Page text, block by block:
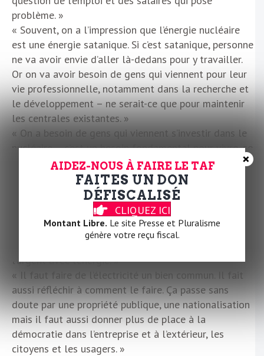
problème. »
« Souvent, on a l’impression que l’énergie nucléaire
est une énergie satanique. Si c’est satanique, personne
ne va avoir envie d’aller là-dedans pour y travailler.
Or on va avoir besoin de gens qui viennent pour leur
vie professionnelle, notamment dans la recherche et
le développement – ne serait-ce que pour maintenir
les centrales existantes. »
« On a besoin de gens qui viennent s’investir dans le
nucléaire – c’est un besoin fondamental pour vivre, se
soigner, se chauffer, se déplacer, se rencontrer. »
Sur les coûts de l’électricité et la maîtrise publique
« Le marché et la concurrence ne marchent pas. »
l’argent avec l’énergie. »
« Il faut faire de l’électricité un bien commun. Il fait
aussi réfléchir à comment le faire. Ça passe sans
doute par une propriété publique, une nationalisation
mais il faut aussi donner plus de place à la
démocratie dans l’entreprise et à l’extérieur, les
citoyens et les usagers. »
AIDEZ-NOUS À FAIRE LE TAF
FAITES UN DON
DÉFISCALISÉ
CLIQUEZ ICI
Montant Libre. Le site Presse et Pluralisme
génère votre reçu fiscal.
×